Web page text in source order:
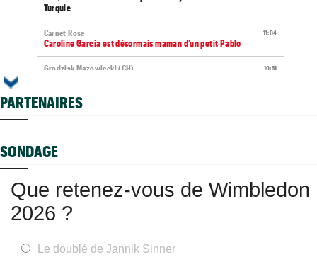
Turquie
11:04
Carnet Rose
Caroline Garcia est désormais maman d’un petit Pablo
10:51
Grodzisk Mazowiecki (CH)
Plovdiv (CH)
ATP - Montréal
Pour son "retour", Arthur Fils est en huitièmes et rassure
09:35
ATP - Montréal
Une semaine après Washington, Rafa Jodar dompte encore
Musetti
Tous les résultats de ce jeudi 6 août 2026 et de la nuit
PARTENAIRES
SONDAGE
Que retenez-vous de Wimbledon
2026 ?
Le doublé de Jannik Sinner